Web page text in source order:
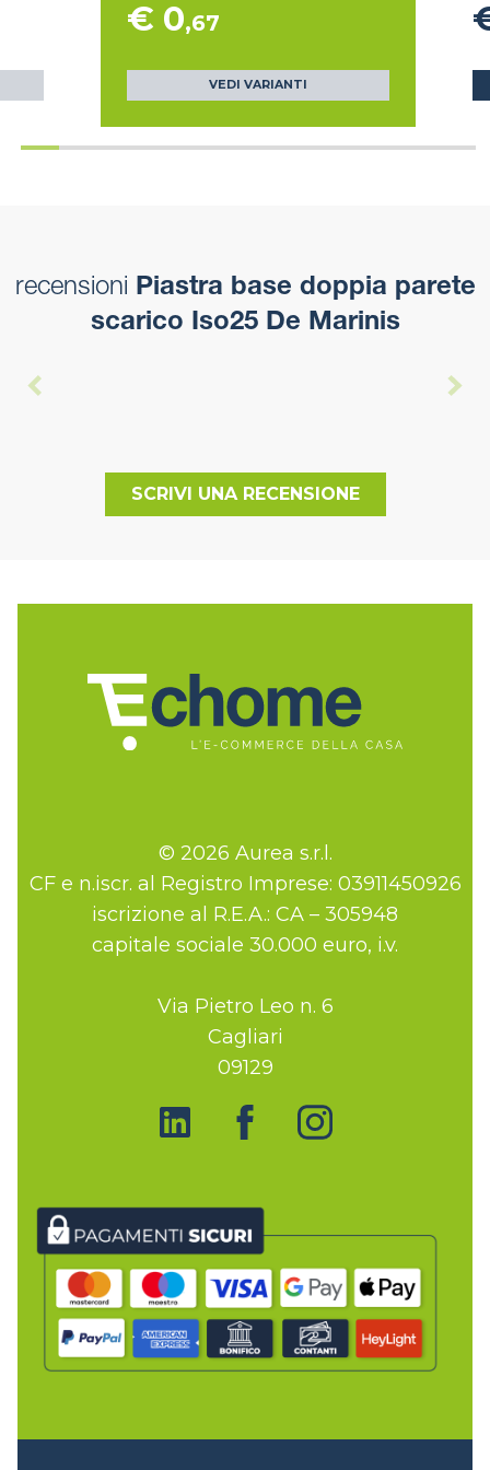
€ 0,67
VEDI VARIANTI
recensioni Piastra base doppia parete
scarico Iso25 De Marinis
SCRIVI UNA RECENSIONE
© 2026 Aurea s.r.l.
CF e n.iscr. al Registro Imprese: 03911450926
iscrizione al R.E.A.: CA – 305948
capitale sociale 30.000 euro, i.v.
Via Pietro Leo n. 6
Cagliari
09129